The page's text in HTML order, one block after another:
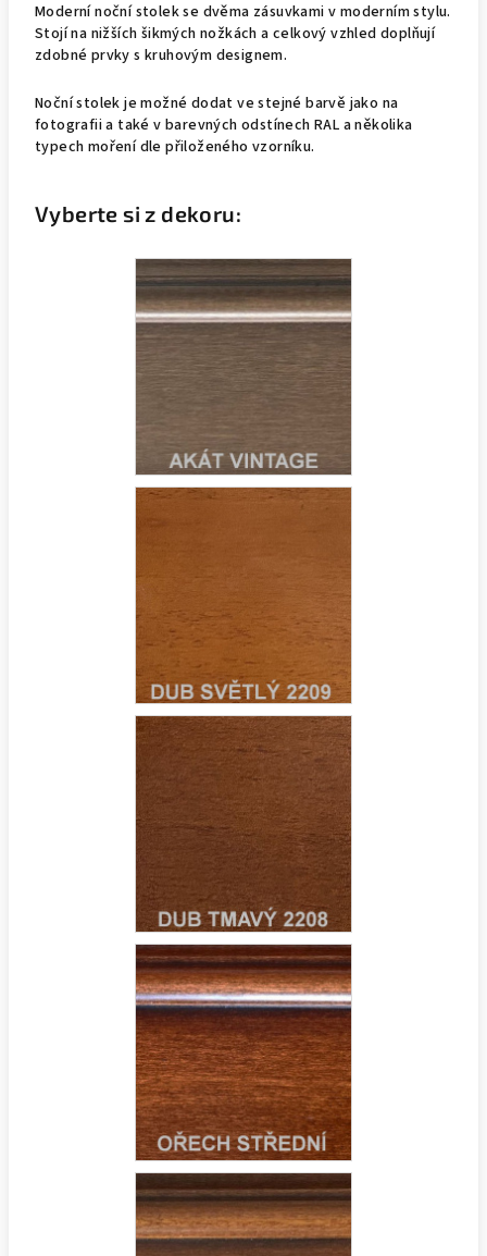
Moderní noční stolek se dvěma zásuvkami v moderním stylu.
Stojí na nižších šikmých nožkách a celkový vzhled doplňují
zdobné prvky s kruhovým designem.
Noční stolek je možné dodat ve stejné barvě jako na
fotografii a také v barevných odstínech RAL a několika
typech moření dle přiloženého vzorníku.
Vyberte si z dekoru: